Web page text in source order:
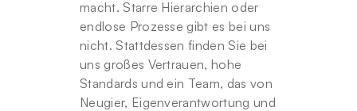
macht. Starre Hierarchien oder
endlose Prozesse gibt es bei uns
nicht. Stattdessen finden Sie bei
uns großes Vertrauen, hohe
Standards und ein Team, das von
Neugier, Eigenverantwortung und